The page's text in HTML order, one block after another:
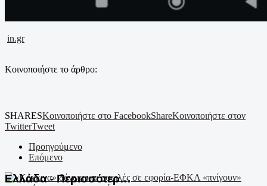
in.gr
Κοινοποιήστε το άρθρο:
SHARESΚοινοποιήστε στο FacebookShareΚοινοποιήστε στον
TwitterTweet
Προηγούμενο
Επόμενο
Ελλάδα - Περισσότερα Άρθρα...